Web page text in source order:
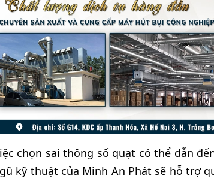
chọn sai thông số quạt có thể dẫn
kỹ thuật của Minh An Phát sẽ hỗ trợ